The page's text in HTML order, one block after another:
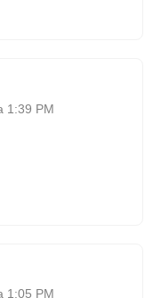
1:39 PM
1:05 PM